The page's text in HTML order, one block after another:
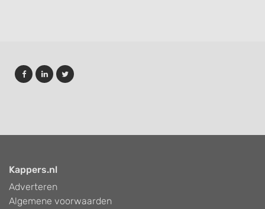
Kappers.nl
Adverteren
Algemene voorwaarden